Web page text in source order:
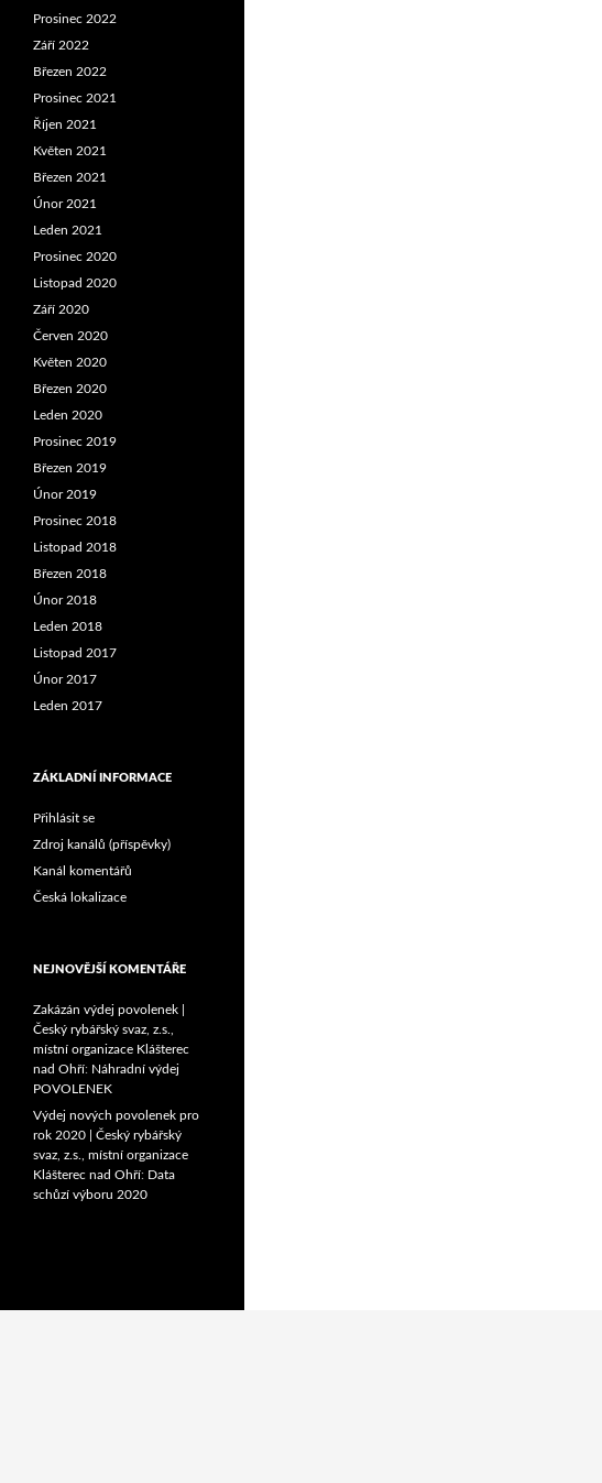
Prosinec 2022
Září 2022
Březen 2022
Prosinec 2021
Říjen 2021
Květen 2021
Březen 2021
Únor 2021
Leden 2021
Prosinec 2020
Listopad 2020
Září 2020
Červen 2020
Květen 2020
Březen 2020
Leden 2020
Prosinec 2019
Březen 2019
Únor 2019
Prosinec 2018
Listopad 2018
Březen 2018
Únor 2018
Leden 2018
Listopad 2017
Únor 2017
Leden 2017
ZÁKLADNÍ INFORMACE
Přihlásit se
Zdroj kanálů (příspěvky)
Kanál komentářů
Česká lokalizace
NEJNOVĚJŠÍ KOMENTÁŘE
Zakázán výdej povolenek |
Český rybářský svaz, z.s.,
místní organizace Klášterec
nad Ohří: Náhradní výdej
POVOLENEK
Výdej nových povolenek pro
rok 2020 | Český rybářský
svaz, z.s., místní organizace
Klášterec nad Ohří: Data
schůzí výboru 2020